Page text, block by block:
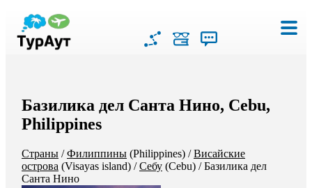
Базилика дел Санта Нино, Cebu,
Philippines
Страны /Филиппины (Philippines) /Висайские
острова (Visayas island) /Себу (Cebu) /Базилика дел
Санта Нино